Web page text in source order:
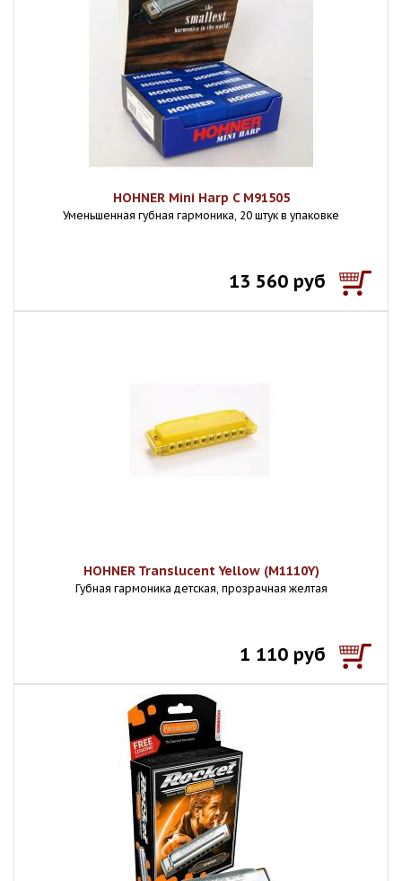
HOHNER Mini Harp C M91505
Уменьшенная губная гармоника, 20 штук в упаковке
13 560 руб
HOHNER Translucent Yellow (M1110Y)
Губная гармоника детская, прозрачная желтая
1 110 руб